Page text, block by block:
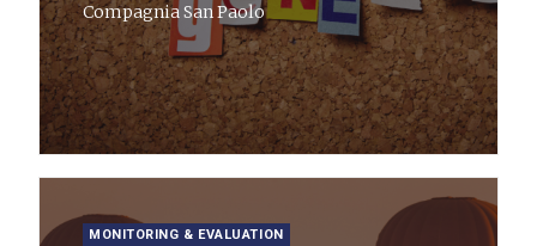
Compagnia San Paolo
MONITORING & EVALUATION